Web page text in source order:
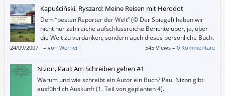
Kapuściński, Ryszard: Meine Reisen mit Herodot
Dem “besten Reporter der Welt” (© Der Spiegel) haben wir
nicht nur zahlreiche aufschlussreiche Berichte über, ja, über
die Welt zu verdanken, sondern auch dieses persönliche Buch.
24/09/2007 – von Werner 545 Views –0 Kommentare
Nizon, Paul: Am Schreiben gehen #1
Warum und wie schreibt ein Autor ein Buch? Paul Nizon gibt
ausführlich Auskunft (1. Teil von geplanten 4).